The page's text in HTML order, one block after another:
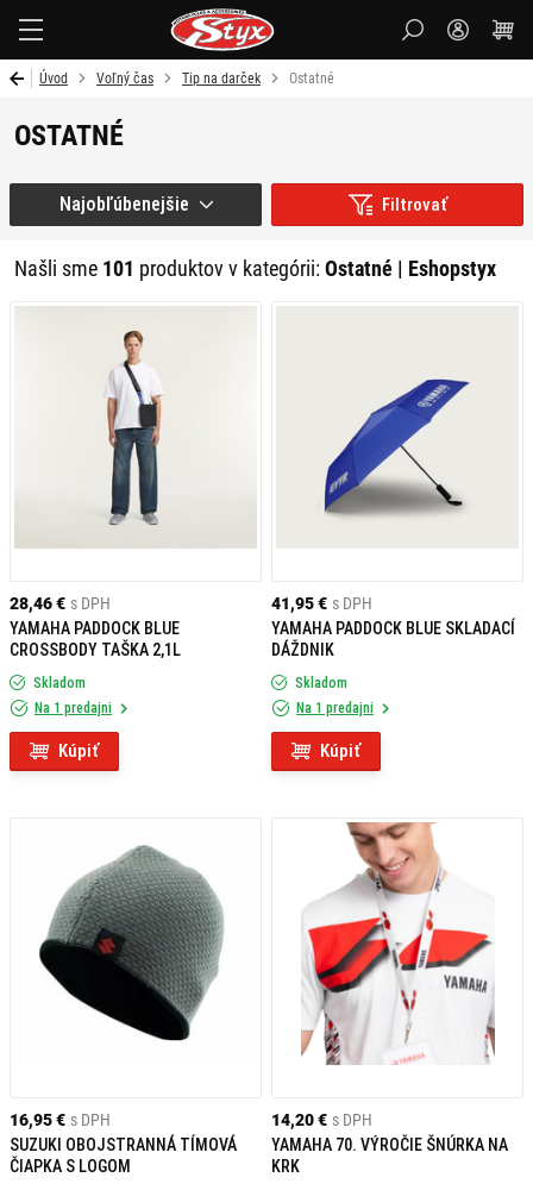
Úvod Voľný čas Tip na darček Ostatné
OSTATNÉ
Filtrovať
Našli sme 101 produktov v kategórii:Ostatné | Eshopstyx
Najobľúbenejšie
28,46 € s DPH
YAMAHA PADDOCK BLUE
CROSSBODY TAŠKA 2,1L
Skladom
Na 1 predajni
Kúpiť
41,95 € s DPH
YAMAHA PADDOCK BLUE SKLADACÍ
DÁŽDNIK
Skladom
Na 1 predajni
Kúpiť
16,95 € s DPH
SUZUKI OBOJSTRANNÁ TÍMOVÁ
ČIAPKA S LOGOM
14,20 € s DPH
YAMAHA 70. VÝROČIE ŠNÚRKA NA
KRK